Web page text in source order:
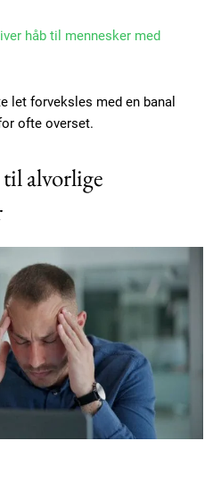
håb til mennesker med
let forveksles med en banal
ofte overset.
alvorlige